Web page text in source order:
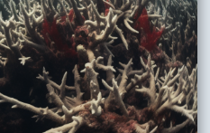
das Interesse an den
Steigende
führen darüber hinaus
Quallenplagen, was
Strandlieberhaber ist.